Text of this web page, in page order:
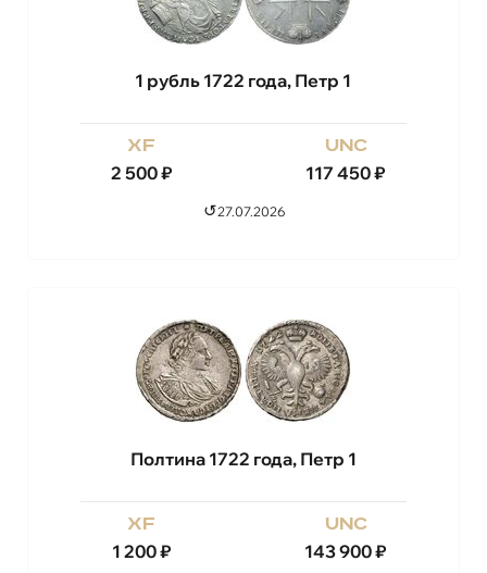
1 рубль 1722 года, Петр 1
xf
2 500₽
unc
117 450₽
↺27.07.2026
Полтина 1722 года, Петр 1
xf
1 200₽
unc
143 900₽